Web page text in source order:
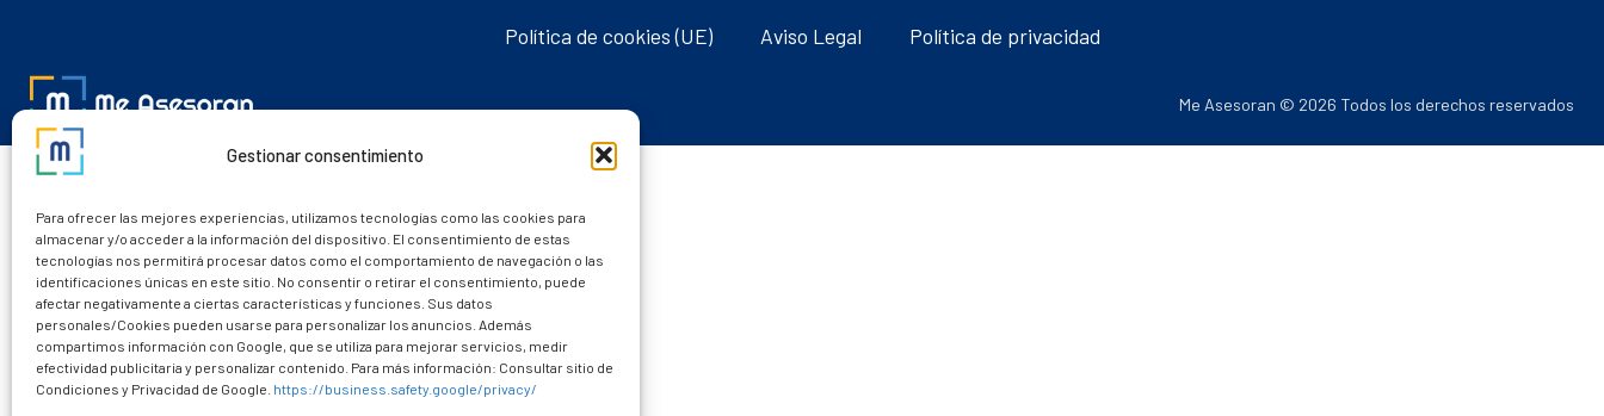
Gestionar consentimiento
Para ofrecer las mejores experiencias, utilizamos tecnologías como las cookies para
almacenar y/o acceder a la información del dispositivo. El consentimiento de estas
tecnologías nos permitirá procesar datos como el comportamiento de navegación o las
identificaciones únicas en este sitio. No consentir o retirar el consentimiento, puede
afectar negativamente a ciertas características y funciones. Sus datos
personales/Cookies pueden usarse para personalizar los anuncios. Además
compartimos información con Google, que se utiliza para mejorar servicios, medir
efectividad publicitaria y personalizar contenido. Para más información: Consultar sitio de
Condiciones y Privacidad de Google. https://business.safety.google/privacy/
Política de cookies (UE) Aviso Legal Política de privacidad
Me Asesoran © 2026 Todos los derechos reservados